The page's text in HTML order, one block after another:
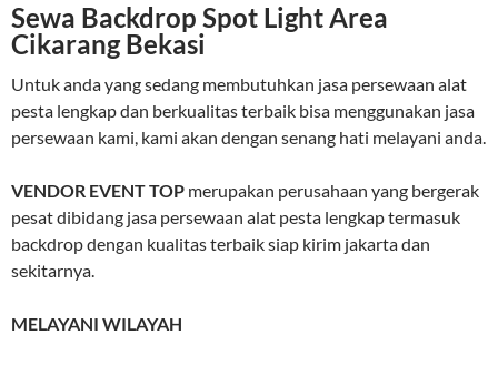
Sewa Backdrop Spot Light Area
Cikarang Bekasi
Untuk anda yang sedang membutuhkan jasa persewaan alat
pesta lengkap dan berkualitas terbaik bisa menggunakan jasa
persewaan kami, kami akan dengan senang hati melayani anda.
VENDOR EVENT TOP merupakan perusahaan yang bergerak
pesat dibidang jasa persewaan alat pesta lengkap termasuk
backdrop dengan kualitas terbaik siap kirim jakarta dan
sekitarnya.
MELAYANI WILAYAH